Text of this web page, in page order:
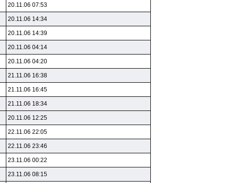
20.11.06 07:53
20.11.06 14:34
20.11.06 14:39
20.11.06 04:14
20.11.06 04:20
21.11.06 16:38
21.11.06 16:45
21.11.06 18:34
20.11.06 12:25
22.11.06 22:05
22.11.06 23:46
23.11.06 00:22
23.11.06 08:15